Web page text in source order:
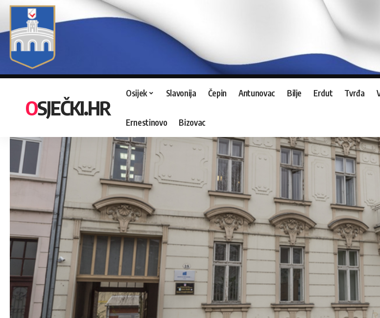
OSJEČKI.HR
Osijek Slavonija Čepin Antunovac Bilje Erdut Tvrđa
Ernestinovo Bizovac